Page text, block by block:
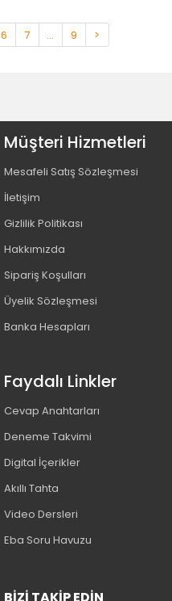
6 7 ... 9 >
Müşteri Hizmetleri
Mesafeli Satış Sözleşmesi
İletişim
Gizlilik Politikası
Hakkımızda
Sipariş Koşulları
Üyelik Sözleşmesi
Banka Hesapları
Faydalı Linkler
Cevap Anahtarları
Deneme Takvimi
Digital İçerikler
Akıllı Tahta
Video Dersleri
Eba Soru Havuzu